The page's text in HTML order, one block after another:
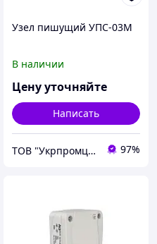
Узел пишущий УПС-03М
В наличии
Цену уточняйте
Написать
ТОВ "Укрпромцентр ЛТД" 97%